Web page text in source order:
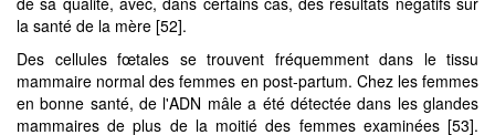
la santé de la mère [52].
Des cellules fœtales se trouvent fréquemment dans le tissu
mammaire normal des femmes en post-partum. Chez les femmes
en bonne santé, de l'ADN mâle a été détectée dans les glandes
mammaires de plus de la moitié des femmes examinées [53].